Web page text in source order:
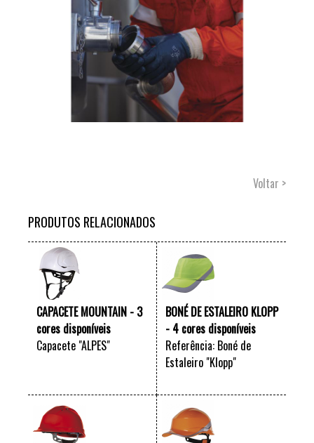
Voltar >
PRODUTOS RELACIONADOS
CAPACETE MOUNTAIN - 3
cores disponíveis
Capacete "ALPES"
BONÉ DE ESTALEIRO KLOPP
- 4 cores disponíveis
Referência: Boné de
Estaleiro "Klopp"